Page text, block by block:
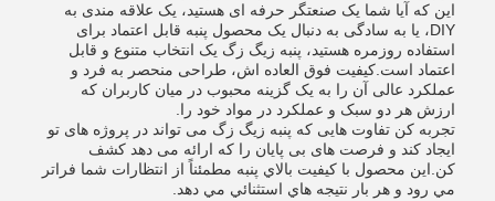
این که آیا شما یک صنعتگر حرفه ای هستید، یک علاقه مندی به
DIY، یا به سادگی به دنبال یک محصول پنبه قابل اعتماد برای
استفاده روزمره هستید، پنبه زیگ زگ یک انتخاب متنوع و قابل
اعتماد است.کیفیت فوق العاده اش، طراحی منحصر به فرد و
عملکرد عالی آن را به یک گزینه محبوب در میان کاربران که
ارزش هر دو سبک و عملکرد در مواد خود را.
تجربه کن تفاوت هایی که پنبه زیگ زگ می تواند در پروژه های تو
ایجاد کند و فرصت های بی پایان را که ارائه می دهد کشف
کن.اين محصول با کيفيت بالاي پنبه مطمئناً از انتظارات شما فراتر
مي رود و هر بار نتيجه هاي استثنائي مي دهد.